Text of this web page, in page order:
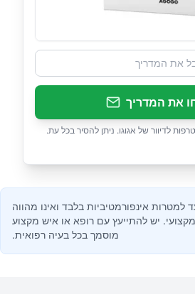
את המדריך
לדיוור של אגוגו. ניתן להסיר בכל עת.
למטרות אינפורמטיביות בלבד ואינו מהווה
מקצועי. יש להתייעץ עם רופא או איש מקצוע
מוסמך בכל בעיה רפואית.